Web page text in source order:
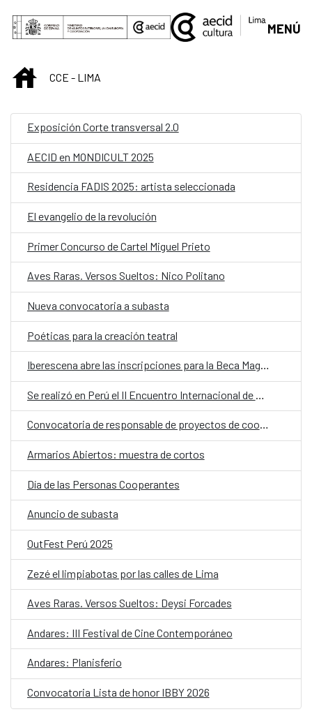
Saltar al contenido principal
MENÚ
INICIOCCE - LIMA
Exposición Corte transversal 2.0
AECID en MONDICULT 2025
Residencia FADIS 2025: artista seleccionada
El evangelio de la revolución
Primer Concurso de Cartel Miguel Prieto
Aves Raras. Versos Sueltos: Nico Politano
Nueva convocatoria a subasta
Poéticas para la creación teatral
Iberescena abre las inscripciones para la Beca Magaly Muguercia 2025-2027
Convocatoria de responsable de proyectos de cooperación de AECID
Armarios Abiertos: muestra de cortos
Día de las Personas Cooperantes
Anuncio de subasta
OutFest Perú 2025
Zezé el limpiabotas por las calles de Lima
Aves Raras. Versos Sueltos: Deysi Forcades
Andares: III Festival de Cine Contemporáneo
Andares: Planisferio
Convocatoria Lista de honor IBBY 2026